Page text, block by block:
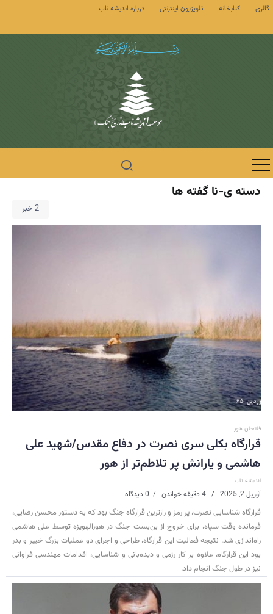
گالری کتابخانه تلویزیون اینترنتی درباره اندیشه ناب
دسته ی-نا گفته ها
2 خبر
فاتحان هور
قرارگاه بکلی‌ سری‌ نصرت در دفاع مقدس/شهید علی
هاشمی و یارانش پر تلاطم‌تر از هور
اندیشه ناب
آوریل 2, 2025 |4 دقیقه خواندن 0 دیدگاه
قرارگاه شناسایی نصرت، پر رمز و رازترین قرارگاه جنگ بود که به دستور محسن رضایی،
فرمانده وقت سپاه، برای خروج از بن‌بست جنگ در هورالهویزه توسط علی هاشمی
راه‌اندازی شد. نتیجه فعالیت این قرارگاه، طراحی و اجرای دو عملیات بزرگ خیبر و بدر
بود این قرارگاه، علاوه بر کار رزمی و دیده‌بانی و شناسایی، اقدامات مهندسی فراوانی
نیز در طول جنگ انجام داد.